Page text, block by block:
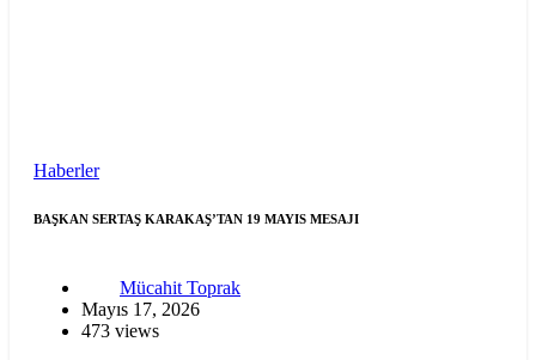
Haberler
BAŞKAN SERTAŞ KARAKAŞ’TAN 19 MAYIS MESAJI
Mücahit Toprak
Mayıs 17, 2026
473 views